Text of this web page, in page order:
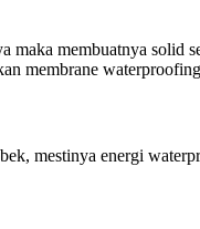
membuatnya solid
membrane
mestinya energi